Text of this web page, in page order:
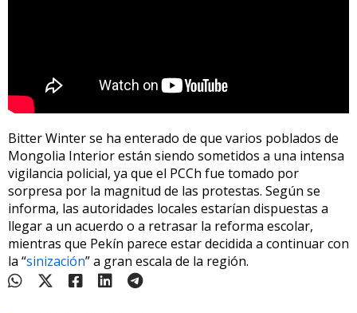
Bitter Winter se ha enterado de que varios poblados de
Mongolia Interior están siendo sometidos a una intensa
vigilancia policial, ya que el PCCh fue tomado por
sorpresa por la magnitud de las protestas. Según se
informa, las autoridades locales estarían dispuestas a
llegar a un acuerdo o a retrasar la reforma escolar,
mientras que Pekín parece estar decidida a continuar con
la “sinización” a gran escala de la región.